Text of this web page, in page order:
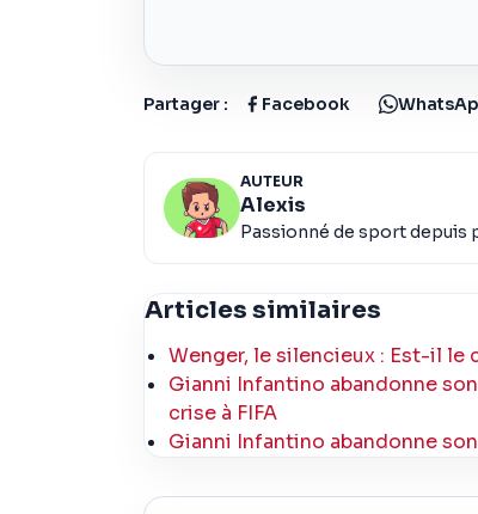
Partager : Facebook
AUTEUR
Alexis
Passionné de sport depuis
Articles similaires
Wenger, le silencieux : Est-il le
Gianni Infantino abandonne
crise à FIFA
Gianni Infantino abandonne